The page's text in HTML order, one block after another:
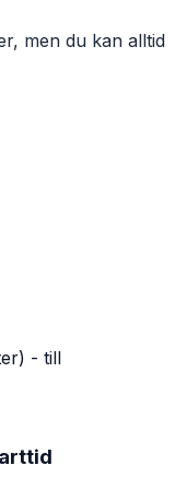
men du kan alltid
- till